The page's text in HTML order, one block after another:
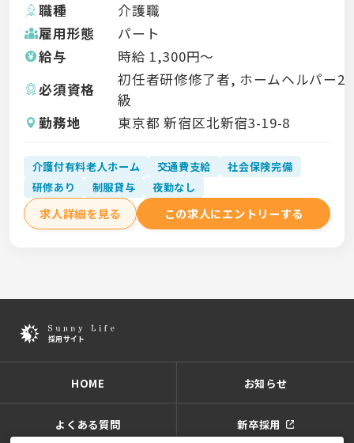
職種
介護職
雇用形態
パート
給与
時給 1,300円〜
必須資格
初任者研修修了者, ホームヘルパー2
級
勤務地
東京都 新宿区北新宿3-19-8
介護付有料老人ホーム 交通費支給
社会保険完備
研修あり
制服貸与 夜勤なし
求人詳細を見る この求人にエントリーする
HOME お知らせ
よくある質問 新卒採用